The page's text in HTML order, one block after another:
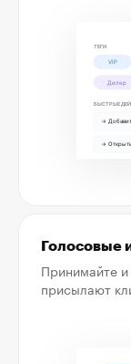
Голосовые
Принимайте и
присылают